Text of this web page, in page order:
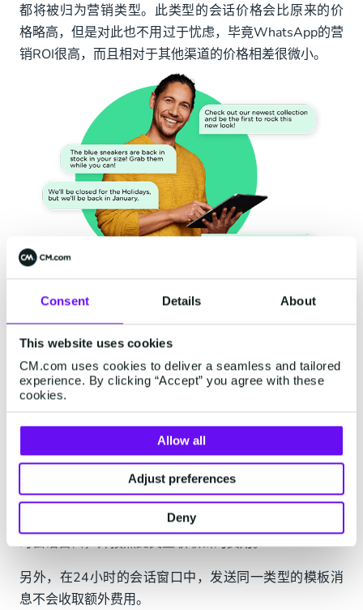
Consent Details About
This website uses cookies
CM.com uses cookies to deliver a seamless and tailored
experience. By clicking “Accept” you agree with these
cookies.
Allow all
Adjust preferences
Deny
都将被归为营销类型。此类型的会话价格会比原来的价
格略高，但是对此也不用过于忧虑，毕竟WhatsApp的营
销ROI很高，而且相对于其他渠道的价格相差很微小。
特别说明：
的模板类型将决定24小时会话窗口的会话类型 。如果在
使用某一特定消息模板中间，切换了另一个类型的消息
模板后将产生新的会话类型费用。
例如，使用营销模板开启会话，进行新品促销，则按照
营销会话类型收取费用。但是，在会话进行到一半时，
需要使用通知类消息模板，则将开启一个通知类型24小
时会话窗口，并按照此类型收取新的费用。
另外，在24小时的会话窗口中，发送同一类型的模板消
息不会收取额外费用。